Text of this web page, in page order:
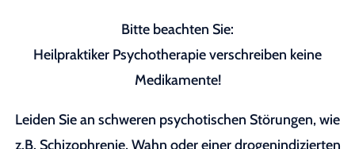
Bitte beachten Sie:
Heilpraktiker Psychotherapie verschreiben keine
Medikamente!
Leiden Sie an schweren psychotischen Störungen, wie
z.B. Schizophrenie, Wahn oder einer drogenindizierten